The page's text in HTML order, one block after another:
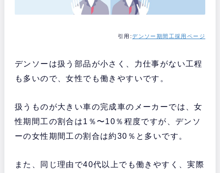
引用:デンソー期間工採用ページ
デンソーは扱う部品が小さく、力仕事がない工程
も多いので、女性でも働きやすいです。
扱うものが大きい車の完成車のメーカーでは、女
性期間工の割合は1％〜10％程度ですが、デンソ
ーの女性期間工の割合は約30％と多いです。
また、同じ理由で40代以上でも働きやすく、実際